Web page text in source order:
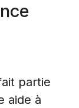
partie
aide à